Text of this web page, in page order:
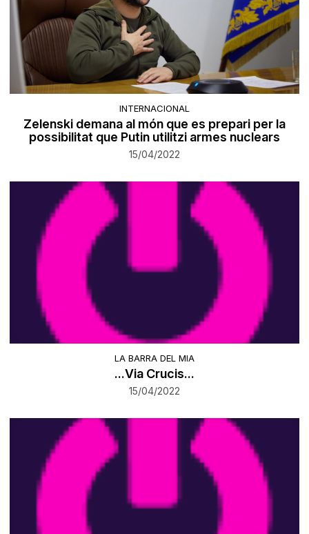
INTERNACIONAL
Zelenski demana al món que es prepari per la
possibilitat que Putin utilitzi armes nuclears
15/04/2022
LA BARRA DEL MIA
...Via Crucis...
15/04/2022